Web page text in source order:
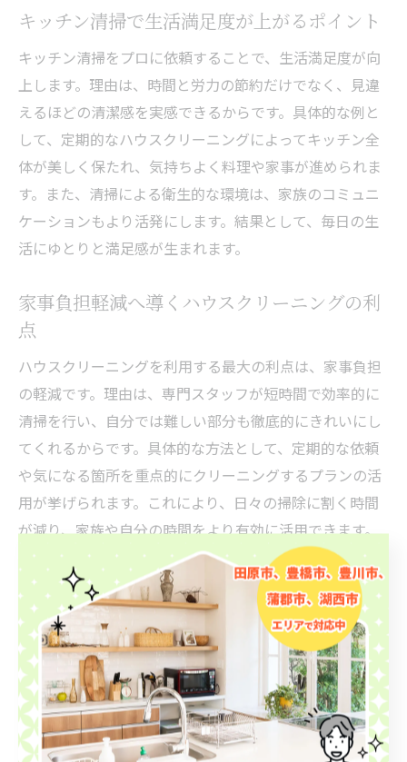
キッチン清掃で生活満足度が上がるポイント
キッチン清掃をプロに依頼することで、生活満足度が向
上します。理由は、時間と労力の節約だけでなく、見違
えるほどの清潔感を実感できるからです。具体的な例と
して、定期的なハウスクリーニングによってキッチン全
体が美しく保たれ、気持ちよく料理や家事が進められま
す。また、清掃による衛生的な環境は、家族のコミュニ
ケーションもより活発にします。結果として、毎日の生
活にゆとりと満足感が生まれます。
家事負担軽減へ導くハウスクリーニングの利
点
ハウスクリーニングを利用する最大の利点は、家事負担
の軽減です。理由は、専門スタッフが短時間で効率的に
清掃を行い、自分では難しい部分も徹底的にきれいにし
てくれるからです。具体的な方法として、定期的な依頼
や気になる箇所を重点的にクリーニングするプランの活
用が挙げられます。これにより、日々の掃除に割く時間
が減り、家族や自分の時間をより有効に活用できます。
キッチンクリーニングで快適な毎日を手に入
れる
キッチンクリーニングを取り入れることで、快適な毎日
が手に入ります。理由は、清潔なキッチンが家事効率や
調理のモチベーションを高め、暮らし全体を豊かにする
からです。具体的には、プロのハウスクリーニングで汚
れをリセットし、清掃後も簡単な日常手入れだけで清潔